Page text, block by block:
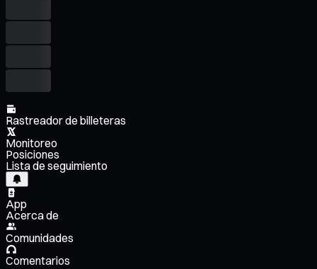
Rastreador de billeteras
Monitoreo
Posiciones
Lista de seguimiento
App
Acerca de
Comunidades
Comentarios